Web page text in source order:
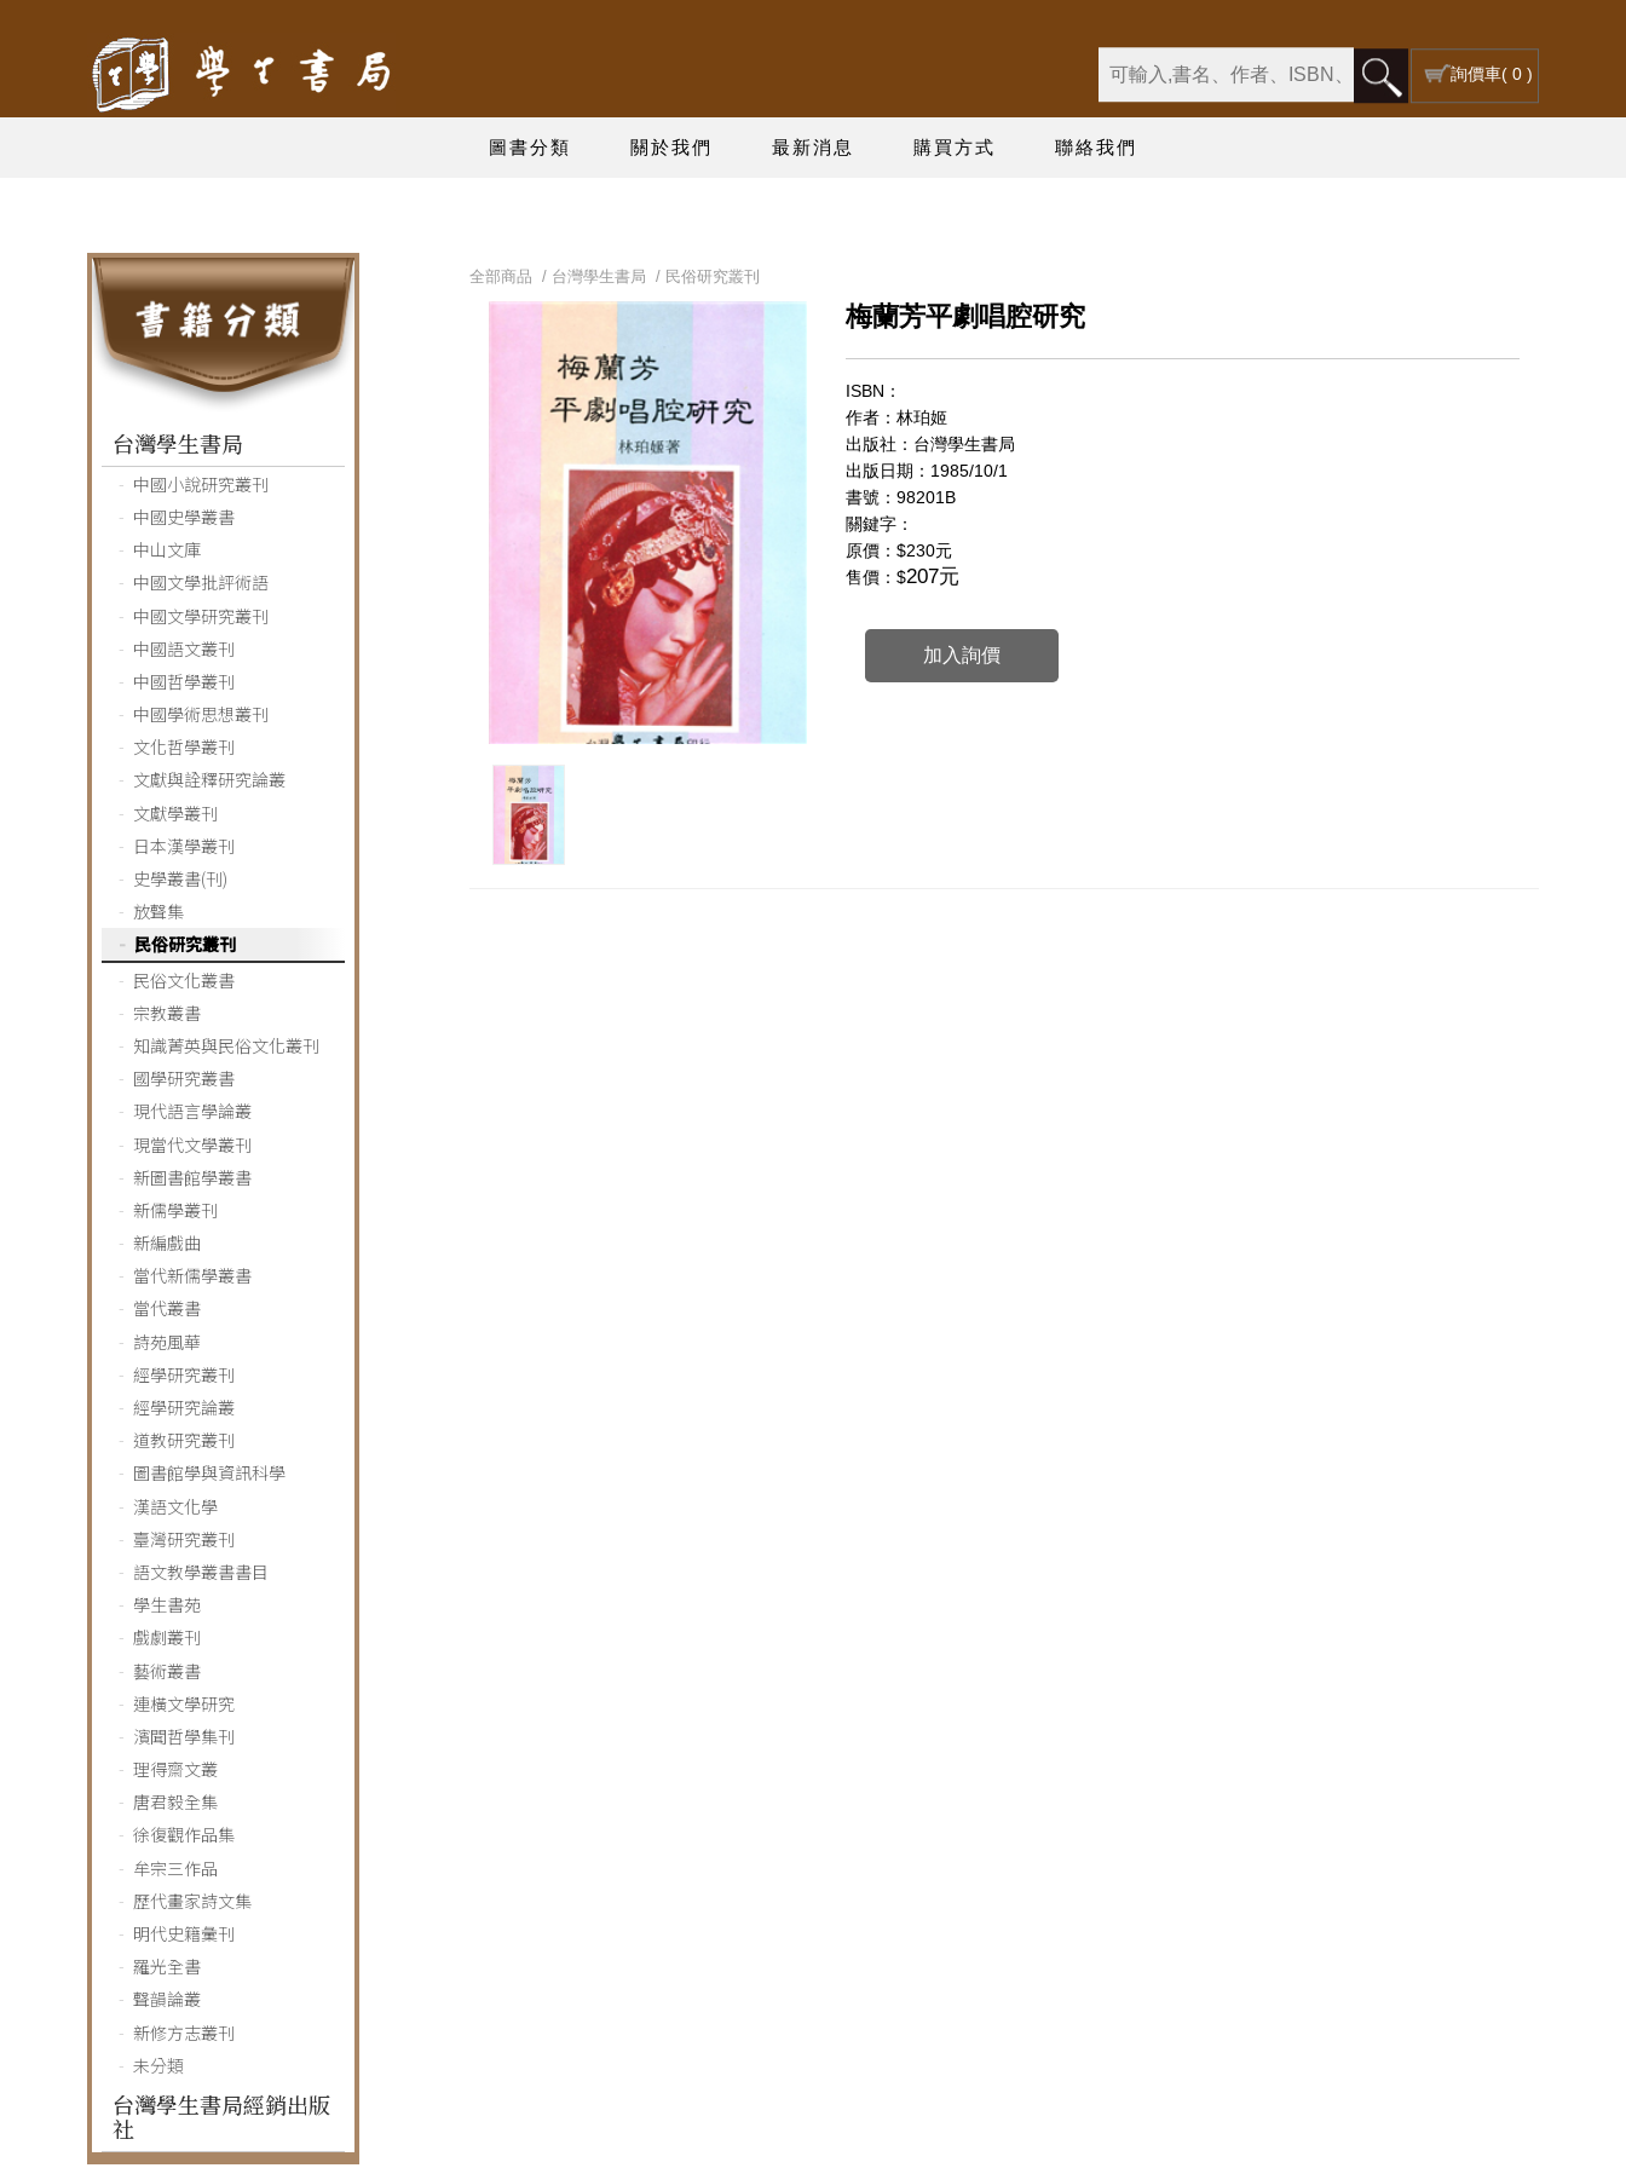
詢價車( 0 )
圖書分類 關於我們 最新消息 購買方式 聯絡我們
台灣學生書局
中國小說研究叢刊
中國史學叢書
中山文庫
中國文學批評術語
中國文學研究叢刊
中國語文叢刊
中國哲學叢刊
中國學術思想叢刊
文化哲學叢刊
文獻與詮釋研究論叢
文獻學叢刊
日本漢學叢刊
史學叢書(刊)
放聲集
民俗研究叢刊
民俗文化叢書
宗教叢書
知識菁英與民俗文化叢刊
國學研究叢書
現代語言學論叢
現當代文學叢刊
新圖書館學叢書
新儒學叢刊
新編戲曲
當代新儒學叢書
當代叢書
詩苑風華
經學研究叢刊
經學研究論叢
道教研究叢刊
圖書館學與資訊科學
漢語文化學
臺灣研究叢刊
語文教學叢書書目
學生書苑
戲劇叢刊
藝術叢書
連橫文學研究
濱聞哲學集刊
理得齋文叢
唐君毅全集
徐復觀作品集
牟宗三作品
歷代畫家詩文集
明代史籍彙刊
羅光全書
聲韻論叢
新修方志叢刊
未分類
台灣學生書局經銷出版
社
全部商品 / 台灣學生書局 / 民俗研究叢刊
梅蘭芳平劇唱腔研究
ISBN：
作者：林珀姬
出版社：台灣學生書局
出版日期：1985/10/1
書號：98201B
關鍵字：
原價： $230元
售價：$207元
加入詢價